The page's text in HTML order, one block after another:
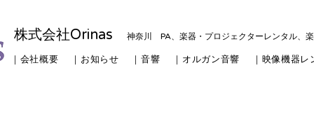
株式会社Orinas 神奈川 PA、楽器・プロジェクターレンタル、
｜会社概要 ｜お知らせ ｜音響 ｜オルガン音響 ｜映像機器レ